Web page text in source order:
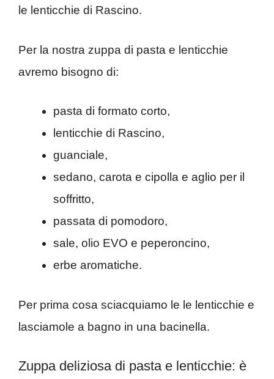
le lenticchie di Rascino.
Per la nostra zuppa di pasta e lenticchie
avremo bisogno di:
pasta di formato corto,
lenticchie di Rascino,
guanciale,
sedano, carota e cipolla e aglio per il
soffritto,
passata di pomodoro,
sale, olio EVO e peperoncino,
erbe aromatiche.
Per prima cosa sciacquiamo le le lenticchie e
lasciamole a bagno in una bacinella.
Zuppa deliziosa di pasta e lenticchie: è